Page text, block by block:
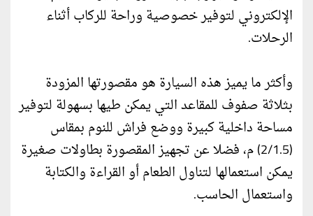
الإلكتروني لتوفير خصوصية وراحة للركاب أثناء
الرحلات.
وأكثر ما يميز هذه السيارة هو مقصورتها المزودة
بثلاثة صفوف للمقاعد التي يمكن طيها بسهولة لتوفير
مساحة داخلية كبيرة ووضع فراش للنوم بمقاس
(2/1.5) م، فضلا عن تجهيز المقصورة بطاولات صغيرة
يمكن استعمالها لتناول الطعام أو القراءة والكتابة
واستعمال الحاسب.